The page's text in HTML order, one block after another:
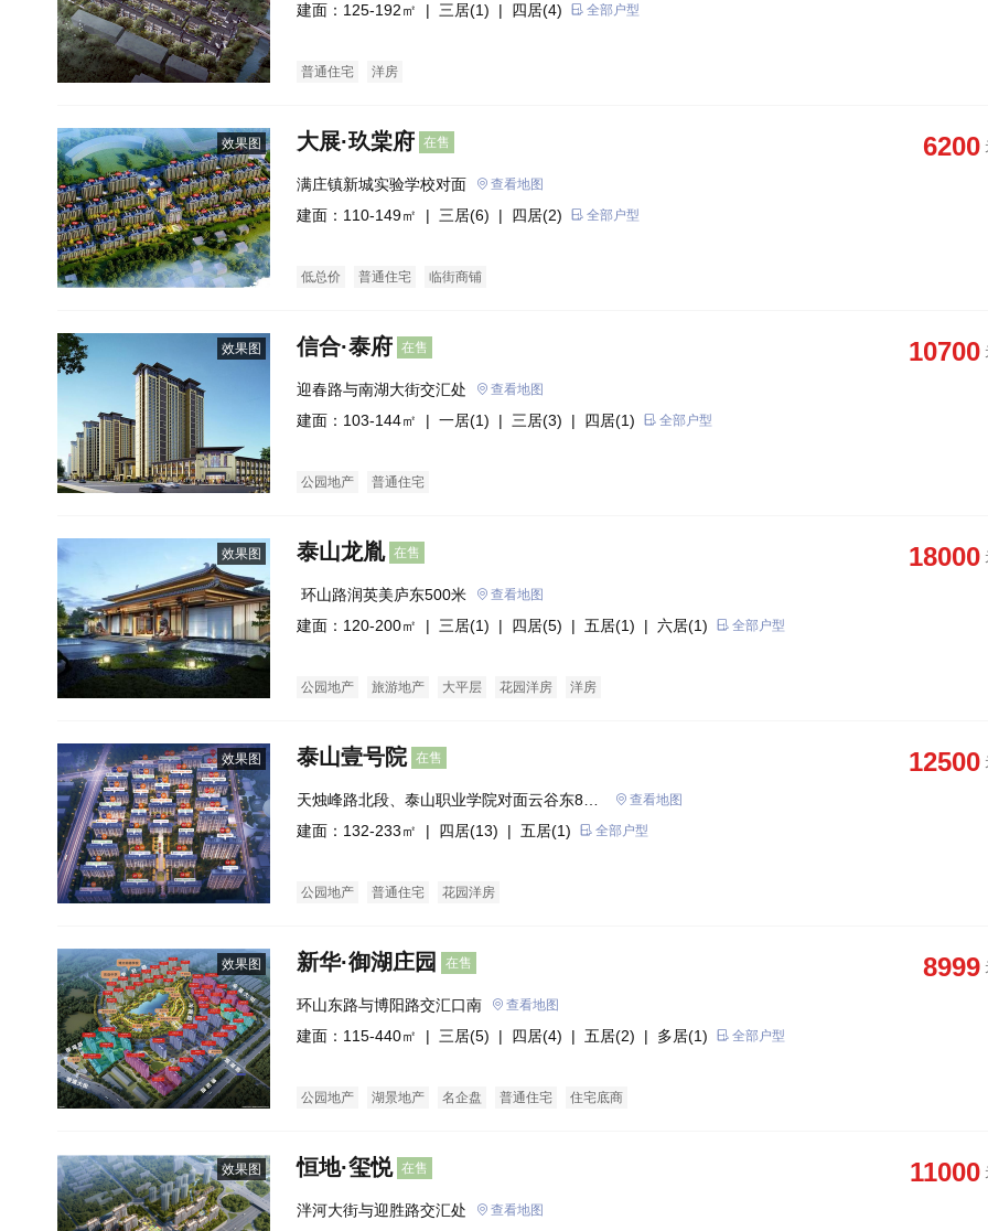
建面：125-192㎡ | 三居(1) | 四居(4) 全部户型
普通住宅 洋房
效果图 大展·玖棠府 在售 6200
满庄镇新城实验学校对面 查看地图
建面：110-149㎡ | 三居(6) | 四居(2) 全部户型
低总价 普通住宅 临街商铺
效果图 信合·泰府 在售 10700
迎春路与南湖大街交汇处 查看地图
建面：103-144㎡ | 一居(1) | 三居(3) | 四居(1) 全部户型
公园地产 普通住宅
效果图 泰山龙胤 在售 18000
环山路润英美庐东500米 查看地图
建面：120-200㎡ | 三居(1) | 四居(5) | 五居(1) | 六居(1) 全部户型
公园地产 旅游地产 大平层 花园洋房 洋房
效果图 泰山壹号院 在售 12500
天烛峰路北段、泰山职业学院对面云谷东88
米
查看地图
建面：132-233㎡ | 四居(13) | 五居(1) 全部户型
公园地产 普通住宅 花园洋房
效果图 新华·御湖庄园 在售 8999
环山东路与博阳路交汇口南 查看地图
建面：115-440㎡ | 三居(5) | 四居(4) | 五居(2) | 多居(1) 全部户型
公园地产 湖景地产 名企盘 普通住宅 住宅底商
效果图 恒地·玺悦 在售 11000
泮河大街与迎胜路交汇处 查看地图